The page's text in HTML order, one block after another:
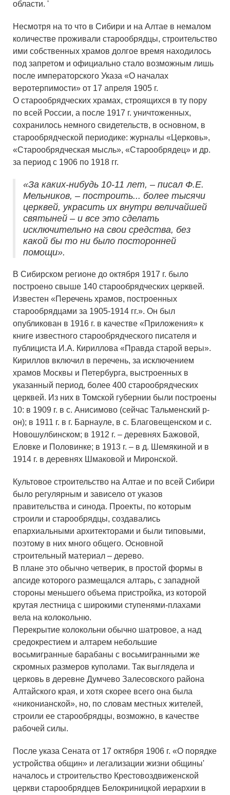
области. '
Несмотря на то что в Сибири и на Алтае в немалом
количестве проживали старообрядцы, строительство
ими собственных храмов долгое время находилось
под запретом и официально стало возможным лишь
после императорского Указа «О началах
веротерпимости» от 17 апреля 1905 г.
О старообрядческих храмах, строящихся в ту пору
по всей России, а после 1917 г. уничтоженных,
сохранилось немного свидетельств, в основном, в
старообрядческой периодике: журналы «Церковь»,
«Старообрядческая мысль», «Старообрядец» и др.
за период с 1906 по 1918 гг.
«За каких-нибудь 10-11 лет, – писал Ф.Е.
Мельников, – построить... более тысячи
церквей, украсить их внутри величайшей
святыней – и все это сделать
исключительно на свои средства, без
какой бы то ни было посторонней
помощи».
В Сибирском регионе до октября 1917 г. было
построено свыше 140 старообрядческих церквей.
Известен «Перечень храмов, построенных
старообрядцами за 1905-1914 гг.». Он был
опубликован в 1916 г. в качестве «Приложения» к
книге известного старообрядческого писателя и
публициста И.А. Кириллова «Правда старой веры».
Кириллов включил в перечень, за исключением
храмов Москвы и Петербурга, выстроенных в
указанный период, более 400 старообрядческих
церквей. Из них в Томской губернии были построены
10: в 1909 г. в с. Анисимово (сейчас Тальменский р-
он); в 1911 г. в г. Барнауле, в с. Благовещенском и с.
Новошулбинском; в 1912 г. – деревнях Бажовой,
Еловке и Половинке; в 1913 г. – в д. Шемякиной и в
1914 г. в деревнях Шмаковой и Миронской.
Культовое строительство на Алтае и по всей Сибири
было регулярным и зависело от указов
правительства и синода. Проекты, по которым
строили и старообрядцы, создавались
епархиальными архитекторами и были типовыми,
поэтому в них много общего. Основной
строительный материал – дерево.
В плане это обычно четверик, в простой формы в
апсиде которого размещался алтарь, с западной
стороны меньшего объема пристройка, из которой
крутая лестница с широкими ступенями-плахами
вела на колокольню.
Перекрытие колокольни обычно шатровое, а над
средокрестием и алтарем небольшие
восьмигранные барабаны с восьмигранными же
скромных размеров куполами. Так выглядела и
церковь в деревне Думчево Залесовского района
Алтайского края, и хотя скорее всего она была
«никонианской», но, по словам местных жителей,
строили ее старообрядцы, возможно, в качестве
рабочей силы.
После указа Сената от 17 октября 1906 г. «О порядке
устройства общин» и легализации жизни общины'
началось и строительство Крестовоздвиженской
церкви старообрядцев Белокриницкой иерархии в